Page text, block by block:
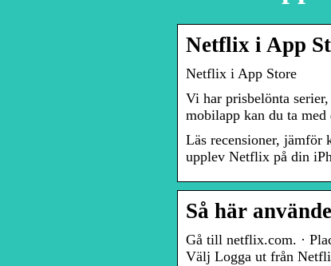
Netflix i App
‎Netflix i App Store
Vi har prisbelönta
mobilapp kan du ta
Läs recensioner, jämför
upplev Netflix på din
Så här
Gå till netflix.com. ·
Välj Logga ut från